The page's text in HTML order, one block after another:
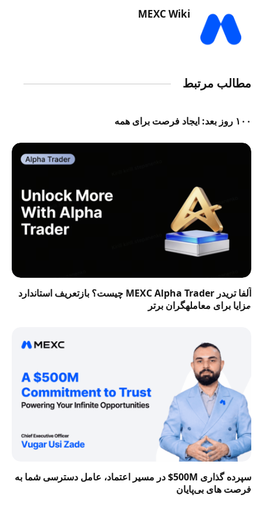
MEXC Wiki
مطالب مرتبط
۱۰۰ روز بعد: ایجاد فرصت برای همه
آلفا تریدر MEXC Alpha Trader چیست؟ بازتعریف استاندارد
مزایا برای معاملهگران برتر
سپرده گذاری 500M$ در مسیر اعتماد، عامل دسترسی شما به
فرصت‌ های بی‌پایان